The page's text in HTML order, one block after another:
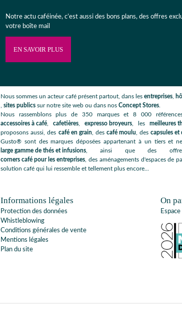
Notre actu caféinée, c’est aussi des bons plans, des offres
votre boîte mail
EN SAVOIR PLUS
Nous sommes un acteur café présent partout, dans les entreprises
sites publics sur notre site web ou dans nos Concept Stores.
Nous rassemblons plus de 350 marques et 8 000
accessoires à café
cafetières expresso broyeurs , les meilleures
proposons aussi, des café en grain, des café moulu , descapsules et
Gusto® sont des marques déposées appartenant à un tiers et
large gamme de thés et infusions , ainsi que des
corners café pour les entreprises , des aménagements d'espaces de
solution café qui lui ressemble et tellement plus encore...
Informations légales
Protection des données
Whistleblowing
Conditions générales de vente
Mentions légales
Plan du site
On